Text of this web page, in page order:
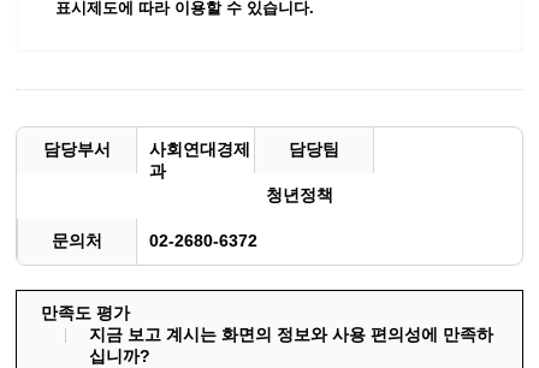
표시제도에 따라 이용할 수 있습니다.
담당부서
사회연대경제
과
담당팀
청년정책
문의처 02-2680-6372
만족도 평가
지금 보고 계시는 화면의 정보와 사용 편의성에 만족하
십니까?